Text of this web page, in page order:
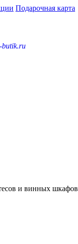
Подарочная карта
butik.ru
и винных шкафов